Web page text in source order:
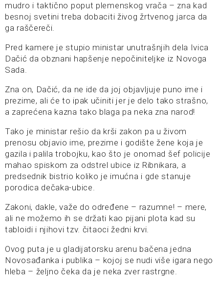
mudro i taktično poput plemenskog vrača – zna kad
besnoj svetini treba dobaciti živog žrtvenog jarca da
ga raščereči.
Pred kamere je stupio ministar unutrašnjih dela Ivica
Dačić da obznani hapšenje nepočiniteljke iz Novoga
Sada.
Zna on, Dačić, da ne ide da joj objavljuje puno ime i
prezime, ali će to ipak učiniti jer je delo tako strašno,
a zaprećena kazna tako blaga pa neka zna narod!
Tako je ministar rešio da krši zakon pa u živom
prenosu objavio ime, prezime i godište žene koja je
gazila i palila trobojku, kao što je onomad šef policije
mahao spiskom za odstrel ubice iz Ribnikara, a
predsednik bistrio koliko je imućna i gde stanuje
porodica dečaka-ubice.
Zakoni, dakle, važe do određene – razumne! – mere,
ali ne možemo ih se držati kao pijani plota kad su
tabloidi i njihovi tzv. čitaoci žedni krvi.
Ovog puta je u gladijatorsku arenu bačena jedna
Novosađanka i publika – kojoj se nudi više igara nego
hleba – željno čeka da je neka zver rastrgne.